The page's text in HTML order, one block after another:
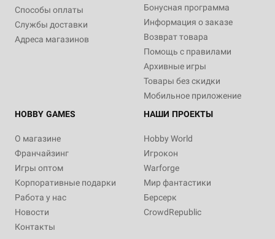
Способы оплаты
Службы доставки
Адреса магазинов
Бонусная программа
Информация о заказе
Возврат товара
Помощь с правилами
Архивные игры
Товары без скидки
Мобильное приложение
HOBBY GAMES
О магазине
Франчайзинг
Игры оптом
Корпоративные подарки
Работа у нас
Новости
Контакты
НАШИ ПРОЕКТЫ
Hobby World
Игрокон
Warforge
Мир фантастики
Берсерк
CrowdRepublic